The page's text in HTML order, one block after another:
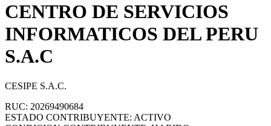
CENTRO DE SERVICIOS
INFORMATICOS DEL PERU
S.A.C
CESIPE S.A.C.
RUC: 20269490684
ESTADO CONTRIBUYENTE: ACTIVO